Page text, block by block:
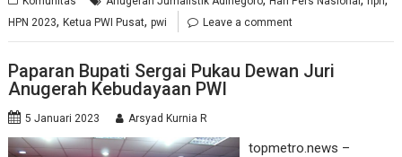
HPN 2023,Ketua PWI Pusat,pwi Leave a comment
Paparan Bupati Sergai Pukau Dewan Juri
Anugerah Kebudayaan PWI
5 Januari 2023 Arsyad Kurnia R
topmetro.news –